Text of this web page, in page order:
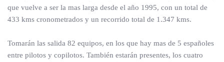
que vuelve a ser la mas larga desde el año 1995, con un total de
433 kms cronometrados y un recorrido total de 1.347 kms.
Tomarán las salida 82 equipos, en los que hay mas de 5 españoles
entre pilotos y copilotos. También estarán presentes, los cuatro